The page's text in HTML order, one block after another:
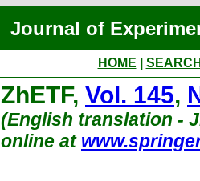
Journal of
HOME
ZhETF, Vol. 145,
(English translation -
online at